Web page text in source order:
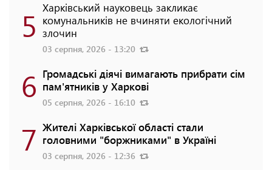
5 Харківський науковець закликає
комунальників не вчиняти екологічний
злочин
03 серпня, 2026 - 13:20
6 Громадські діячі вимагають прибрати сім
пам'ятників у Харкові
05 серпня, 2026 - 16:10
7 Жителі Харківської області стали
головними "боржниками" в Україні
03 серпня, 2026 - 12:36